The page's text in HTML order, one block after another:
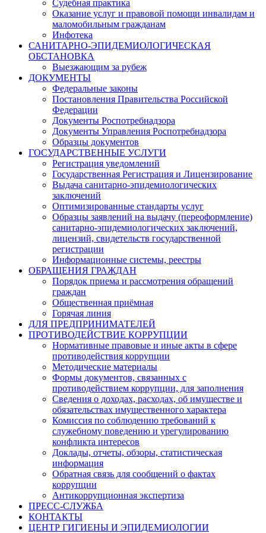
Судебная практика
Оказание услуг и правовой помощи инвалидам и
маломобильным гражданам
Инфотека
САНИТАРНО-ЭПИДЕМИОЛОГИЧЕСКАЯ
ОБСТАНОВКА
Выезжающим за рубеж
ДОКУМЕНТЫ
Федеральные законы
Постановления Правительства Российской
Федерации
Документы Роспотребнадзора
Документы Управления Роспотребнадзора
Образцы документов
ГОСУДАРСТВЕННЫЕ УСЛУГИ
Регистрация уведомлений
Государственная Регистрация и Лицензирование
Выдача санитарно-эпидемиологических
заключений
Оптимизированные стандарты услуг
Образцы заявлений на выдачу (переоформление)
санитарно-эпидемиологических заключений,
лицензий, свидетельств государственной
регистрации
Информационные системы, реестры
ОБРАЩЕНИЯ ГРАЖДАН
Порядок приема и рассмотрения обращений
граждан
Общественная приёмная
Горячая линия
ДЛЯ ПРЕДПРИНИМАТЕЛЕЙ
ПРОТИВОДЕЙСТВИЕ КОРРУПЦИИ
Нормативные правовые и иные акты в сфере
противодействия коррупции
Методические материалы
Формы документов, связанных с
противодействием коррупции, для заполнения
Сведения о доходах, расходах, об имуществе и
обязательствах имущественного характера
Комиссия по соблюдению требований к
служебному поведению и урегулированию
конфликта интересов
Доклады, отчеты, обзоры, статистическая
информация
Обратная связь для сообщений о фактах
коррупции
Антикоррупционная экспертиза
ПРЕСС-СЛУЖБА
КОНТАКТЫ
ЦЕНТР ГИГИЕНЫ И ЭПИДЕМИОЛОГИИ